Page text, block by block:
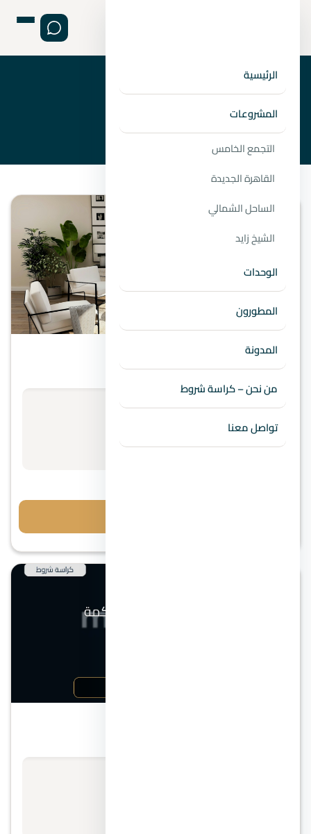
الرئيسية
المشروعات
التجمع الخامس
القاهرة الجديدة
الساحل الشمالي
الشيخ زايد
الوحدات
المطورون
المدونة
من نحن – كراسة شروط
تواصل معنا
الصفحة الرئيسية ›
›
شركة جدار للتطوير العقاري
الساحل الشمالي
قرية سي فيو الساحل الشمالي
الأسعار تبدأ من
استفسر عن السعر
مقدم 10%